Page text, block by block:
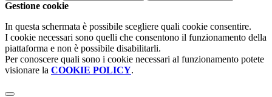
Gestione cookie
In questa schermata è possibile scegliere quali cookie consentire.
I cookie necessari sono quelli che consentono il funzionamento della
piattaforma e non è possibile disabilitarli.
Per conoscere quali sono i cookie necessari al funzionamento potete
visionare la COOKIE POLICY.